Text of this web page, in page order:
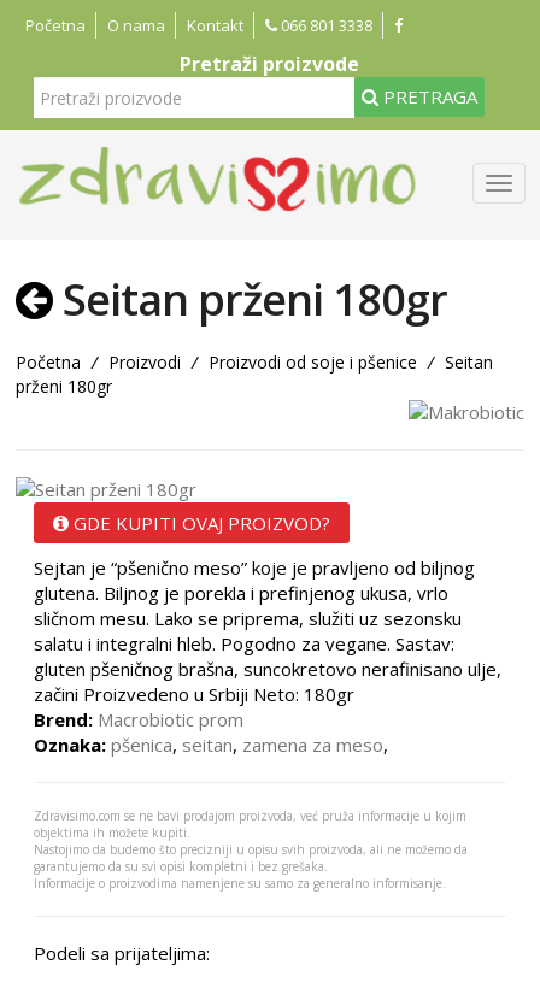
Početna O nama Kontakt 066 801 3338
Pretraži proizvode
PRETRAGA
Seitan prženi 180gr
Početna / Proizvodi / Proizvodi od soje i pšenice / Seitan
prženi 180gr
GDE KUPITI OVAJ PROIZVOD?
Sejtan je “pšenično meso” koje je pravljeno od biljnog
glutena. Biljnog je porekla i prefinjenog ukusa, vrlo
sličnom mesu. Lako se priprema, služiti uz sezonsku
salatu i integralni hleb. Pogodno za vegane. Sastav:
gluten pšeničnog brašna, suncokretovo nerafinisano ulje,
začini Proizvedeno u Srbiji Neto: 180gr
Brend: Macrobiotic prom
Oznaka: pšenica, seitan, zamena za meso,
Zdravisimo.com se ne bavi prodajom proizvoda, već pruža informacije u kojim
objektima ih možete kupiti.
Nastojimo da budemo što precizniji u opisu svih proizvoda, ali ne možemo da
garantujemo da su svi opisi kompletni i bez grešaka.
Informacije o proizvodima namenjene su samo za generalno informisanje.
Podeli sa prijateljima: